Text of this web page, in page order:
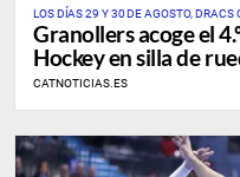
LOS DÍAS 29 Y 30 DE AGOSTO, DRACS
ÚNICO DE ESTE DEPORTE EN
Granollers acoge el
Hockey en silla de
CATNOTICIAS.ES